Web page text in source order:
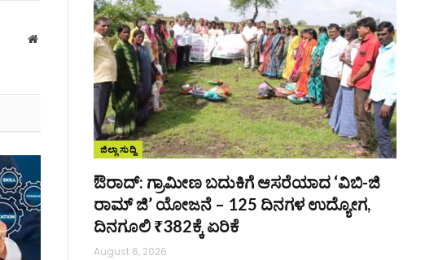
Website
ಜಿಲ್ಲಾ ಸುದ್ದಿ
ಔರಾದ್: ಗ್ರಾಮೀಣ ಬದುಕಿಗೆ ಆಸರೆಯಾದ ‘ವಿಬಿ-ಜಿ
ರಾಮ್ ಜಿ’ ಯೋಜನೆ – 125 ದಿನಗಳ ಉದ್ಯೋಗ,
ದಿನಗೂಲಿ ₹382ಕ್ಕೆ ಏರಿಕೆ
August 6, 2026